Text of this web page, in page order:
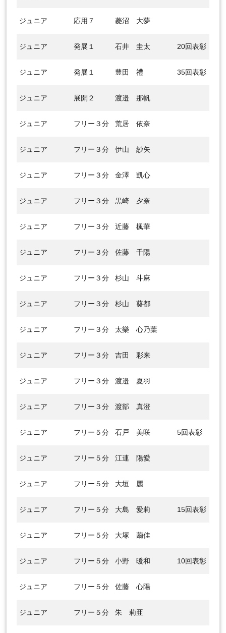
ジュニア 応用７ 菱沼 大夢
ジュニア 発展１ 石井 圭太 20回表彰
ジュニア 発展１ 豊田 禮 35回表彰
ジュニア 展開２ 渡邉 那帆
ジュニア フリー３分 荒居 依奈
ジュニア フリー３分 伊山 紗矢
ジュニア フリー３分 金澤 凱心
ジュニア フリー３分 黒崎 夕奈
ジュニア フリー３分 近藤 楓華
ジュニア フリー３分 佐藤 千陽
ジュニア フリー３分 杉山 斗麻
ジュニア フリー３分 杉山 葵都
ジュニア フリー３分 太樂 心乃葉
ジュニア フリー３分 吉田 彩来
ジュニア フリー３分 渡邉 夏羽
ジュニア フリー３分 渡部 真澄
ジュニア フリー５分 石戸 美咲 5回表彰
ジュニア フリー５分 江連 陽愛
ジュニア フリー５分 大垣 麗
ジュニア フリー５分 大島 愛莉 15回表彰
ジュニア フリー５分 大塚 繭佳
ジュニア フリー５分 小野 暖和 10回表彰
ジュニア フリー５分 佐藤 心陽
ジュニア フリー５分 朱 莉亜